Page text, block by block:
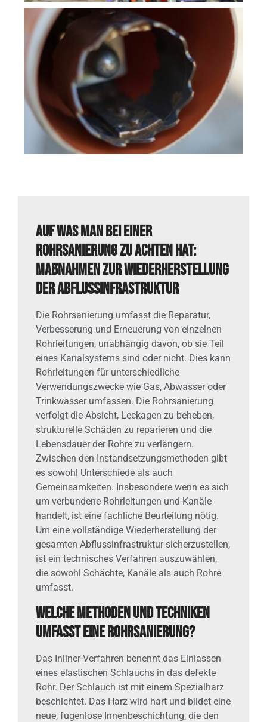
Auf was man bei einer
Rohrsanierung zu achten hat:
Maßnahmen zur Wiederherstellung
der Abflussinfrastruktur
Die Rohrsanierung umfasst die Reparatur,
Verbesserung und Erneuerung von einzelnen
Rohrleitungen, unabhängig davon, ob sie Teil
eines Kanalsystems sind oder nicht. Dies kann
Rohrleitungen für unterschiedliche
Verwendungszwecke wie Gas, Abwasser oder
Trinkwasser umfassen. Die Rohrsanierung
verfolgt die Absicht, Leckagen zu beheben,
strukturelle Schäden zu reparieren und die
Lebensdauer der Rohre zu verlängern.
Zwischen den Instandsetzungsmethoden gibt
es sowohl Unterschiede als auch
Gemeinsamkeiten. Insbesondere wenn es sich
um verbundene Rohrleitungen und Kanäle
handelt, ist eine fachliche Beurteilung nötig.
Um eine vollständige Wiederherstellung der
gesamten Abflussinfrastruktur sicherzustellen,
ist ein technisches Verfahren auszuwählen,
die sowohl Schächte, Kanäle als auch Rohre
umfasst.
Welche Methoden und Techniken
umfasst eine Rohrsanierung?
Das Inliner-Verfahren benennt das Einlassen
eines elastischen Schlauchs in das defekte
Rohr. Der Schlauch ist mit einem Spezialharz
beschichtet. Das Harz wird hart und bildet eine
neue, fugenlose Innenbeschichtung, die den